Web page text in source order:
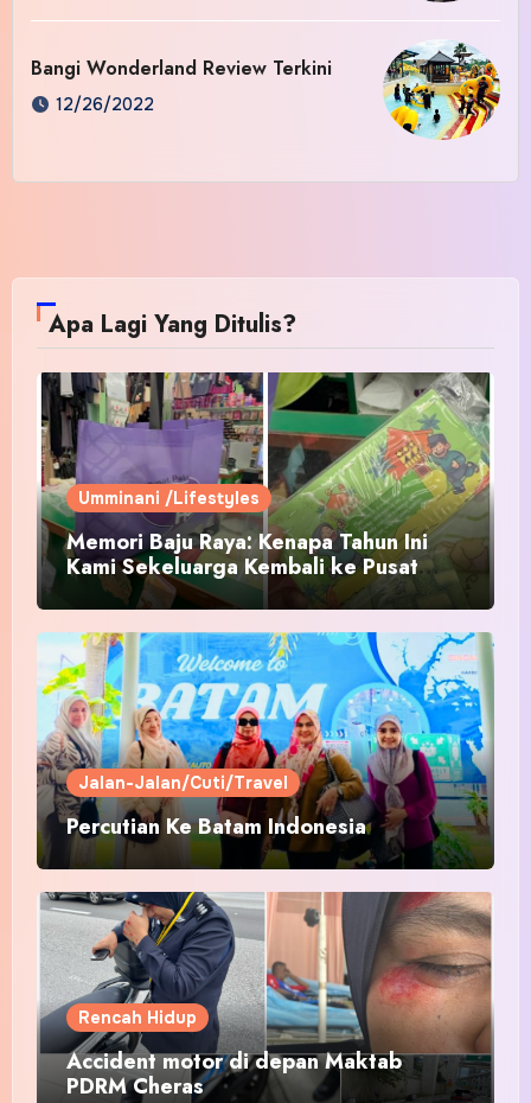
Bangi Wonderland Review Terkini
12/26/2022
Apa Lagi Yang Ditulis?
Umminani /Lifestyles
Memori Baju Raya: Kenapa Tahun Ini
Kami Sekeluarga Kembali ke Pusat
Pakaian Hari-Hari?
Jalan-Jalan/Cuti/Travel
Percutian Ke Batam Indonesia
Rencah Hidup
Accident motor di depan Maktab
PDRM Cheras